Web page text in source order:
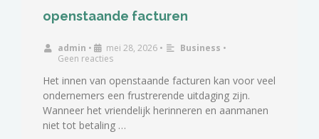
openstaande facturen
admin • mei 28, 2026 • Business •
Geen reacties
Het innen van openstaande facturen kan voor veel
ondernemers een frustrerende uitdaging zijn.
Wanneer het vriendelijk herinneren en aanmanen
niet tot betaling …